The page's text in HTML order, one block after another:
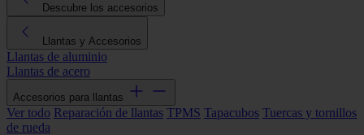
Descubre los accesorios
Llantas y Accesorios
Llantas de aluminio
Llantas de acero
Accesorios para llantas
Ver todo Reparación de llantas TPMS Tapacubos Tuercas y tornillos
de rueda